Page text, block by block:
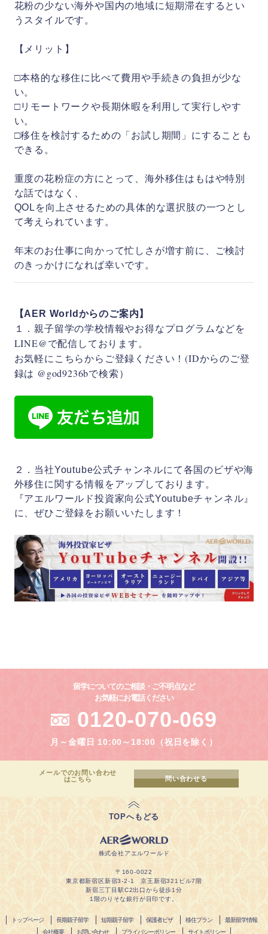
花粉の少ない海外や国内の地域に短期滞在するとい
うスタイルです。
【メリット】
□本格的な移住に比べて費用や手続きの負担が少な
い。
□リモートワークや長期休暇を利用して実行しやす
い。
□移住を検討するための「お試し期間」にすることも
できる。
重度の花粉症の方にとって、海外移住はもはや特別
な話ではなく、
QOLを向上させるための具体的な選択肢の一つとし
て考えられています。
年末のお仕事に向かって忙しさが増す前に、ご検討
のきっかけになれば幸いです。
【AER Worldからのご案内】
１．親子留学の学校情報やお得なプログラムなどを
LINE@で配信しております。
お気軽にこちらからご登録ください！(IDからのご登
録は @god9236bで検索）
２．当社Youtube公式チャンネルにて各国のビザや海
外移住に関する情報をアップしております。
『アエルワールド投資家向公式Youtubeチャンネル』
に、ぜひご登録をお願いいたします！
留学についてのご相談・ご不明点など
お気軽にお電話ください
0120-070-069
月～金曜日 10:00～18:00（祝日を除く）
メールでのお問い合わせ
はこちら
問い合わせる
TOPへもどる
株式会社アエルワールド
〒160-0022
東京都新宿区新宿3-2-1 京王新宿321ビル7階
新宿三丁目駅C2出口から徒歩1分
1階のりそな銀行が目印です。
トップページ 長期親子留学 短期親子留学 保護者ビザ 移住プラン
最新留学情報
会社概要
お問い合わせ プライバシーポリシー サイトポリシー